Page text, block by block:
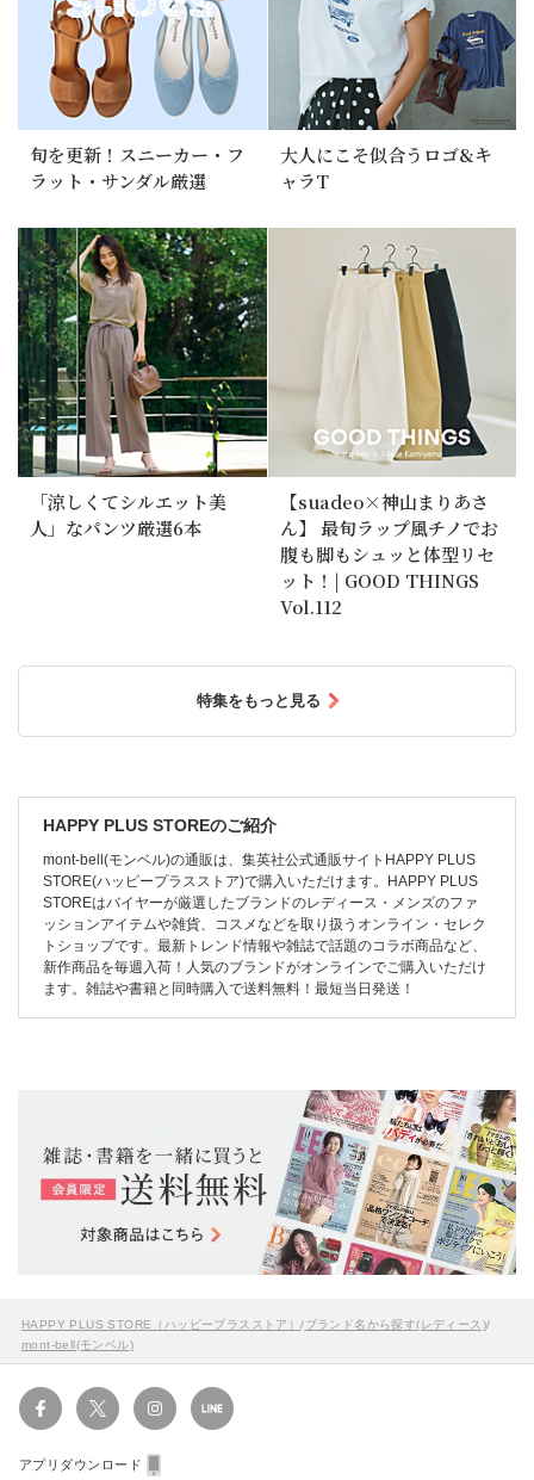
旬を更新！スニーカー・フ
ラット・サンダル厳選
大人にこそ似合うロゴ&キ
ャラT
「涼しくてシルエット美
人」なパンツ厳選6本
【suadeo×神山まりあさ
ん】 最旬ラップ風チノでお
腹も脚もシュッと体型リセ
ット！| GOOD THINGS
Vol.112
特集をもっと見る
HAPPY PLUS STOREのご紹介
mont-bell(モンベル)の通販は、集英社公式通販サイトHAPPY PLUS
STORE(ハッピープラスストア)で購入いただけます。HAPPY PLUS
STOREはバイヤーが厳選したブランドのレディース・メンズのファ
ッションアイテムや雑貨、コスメなどを取り扱うオンライン・セレク
トショップです。最新トレンド情報や雑誌で話題のコラボ商品など、
新作商品を毎週入荷！人気のブランドがオンラインでご購入いただけ
ます。雑誌や書籍と同時購入で送料無料！最短当日発送！
HAPPY PLUS STORE（ハッピープラスストア）/ブランド名から探す(レディース)/
mont-bell(モンベル)
アプリダウンロード